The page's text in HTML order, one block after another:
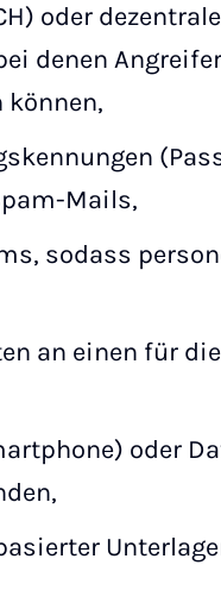
oder
denen Angreifer
können,
Mails,
sodass
an einen für
oder